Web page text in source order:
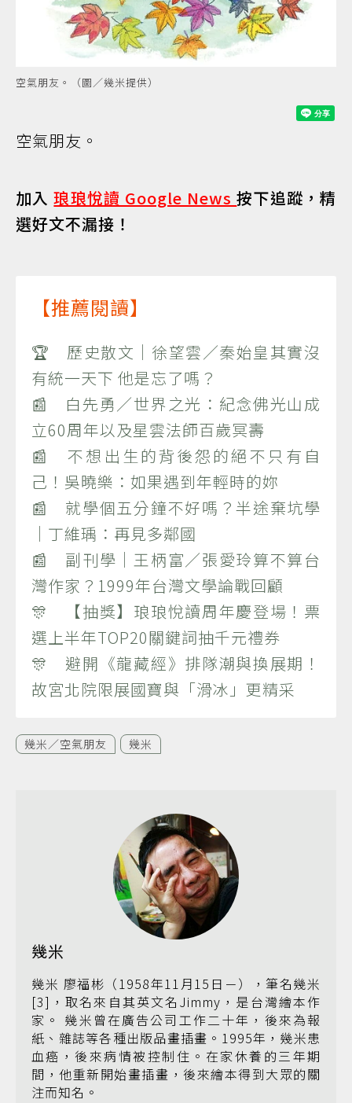
空氣朋友。（圖／幾米提供）
空氣朋友。
加入琅琅悅讀 Google News按下追蹤，精
選好文不漏接！
【推薦閱讀】
🏆 歷史散文｜徐望雲／秦始皇其實沒
有統一天下 他是忘了嗎？
📰 白先勇／世界之光：紀念佛光山成
立60周年以及星雲法師百歲冥壽
📰 不想出生的背後怨的絕不只有自
己！吳曉樂：如果遇到年輕時的妳
📰 就學個五分鐘不好嗎？半途棄坑學
｜丁維瑀：再見多鄰國
📰 副刊學｜王柄富／張愛玲算不算台
灣作家？1999年台灣文學論戰回顧
🎊 【抽獎】琅琅悅讀周年慶登場！票
選上半年TOP20關鍵詞抽千元禮券
🎊 避開《龍藏經》排隊潮與換展期！
故宮北院限展國寶與「滑冰」更精采
幾米／空氣朋友 幾米
幾米
幾米 廖福彬（1958年11月15日－），筆名幾米
[3]，取名來自其英文名Jimmy，是台灣繪本作
家。 幾米曾在廣告公司工作二十年，後來為報
紙、雜誌等各種出版品畫插畫。1995年，幾米患
血癌，後來病情被控制住。在家休養的三年期
間，他重新開始畫插畫，後來繪本得到大眾的關
注而知名。